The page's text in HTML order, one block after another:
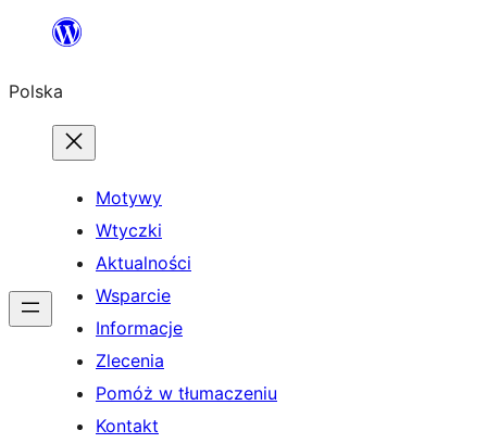
Przejdź
treści
Polska
Motywy
Wtyczki
Aktualności
Wsparcie
Informacje
Zlecenia
Pomóż w tłumaczeniu
Kontakt